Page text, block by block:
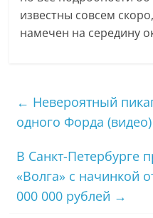
известны совсем
намечен на середину
← Невероятный
одного Форда
В Санкт-Петербурге
«Волга» с начинкой
000 000 рублей →